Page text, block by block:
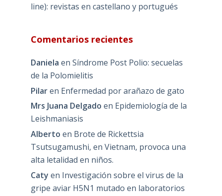
line): revistas en castellano y portugués
Comentarios recientes
Daniela en Síndrome Post Polio: secuelas
de la Polomielitis
Pilaren Enfermedad por arañazo de gato
Mrs Juana Delgado en Epidemiología de la
Leishmaniasis
Alberto en Brote de Rickettsia
Tsutsugamushi, en Vietnam, provoca una
alta letalidad en niños.
Caty en Investigación sobre el virus de la
gripe aviar H5N1 mutado en laboratorios